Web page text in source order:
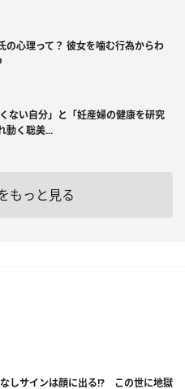
の心理って？ 彼女を噛む行為からわ
ない自分」と「妊産婦の健康を研究
動く聡美...
もっと見る
しサインは顔に出る!? この世に地獄